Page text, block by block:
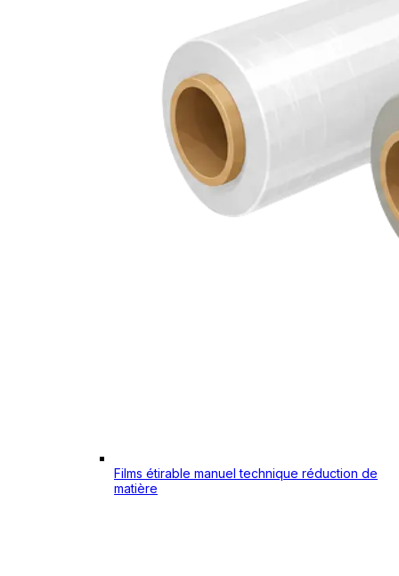
Films étirable manuel technique réduction de
matière